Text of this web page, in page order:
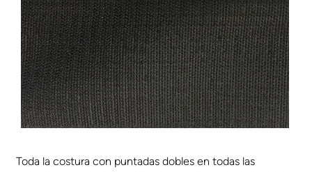
Toda la costura con puntadas dobles en todas las